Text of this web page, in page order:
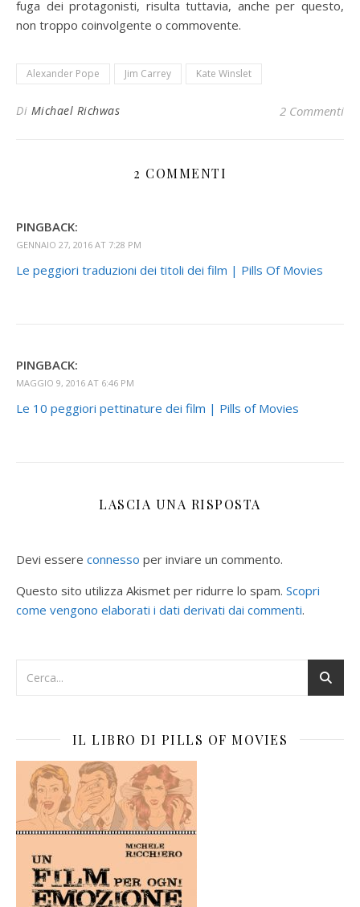
fuga dei protagonisti, risulta tuttavia, anche per questo,
non troppo coinvolgente o commovente.
Alexander Pope Jim Carrey Kate Winslet
Di Michael Richwas 2 Commenti
2 COMMENTI
PINGBACK:
GENNAIO 27, 2016 AT 7:28 PM
Le peggiori traduzioni dei titoli dei film | Pills Of Movies
PINGBACK:
MAGGIO 9, 2016 AT 6:46 PM
Le 10 peggiori pettinature dei film | Pills of Movies
LASCIA UNA RISPOSTA
Devi essere connesso per inviare un commento.
Questo sito utilizza Akismet per ridurre lo spam. Scopri
come vengono elaborati i dati derivati dai commenti.
IL LIBRO DI PILLS OF MOVIES